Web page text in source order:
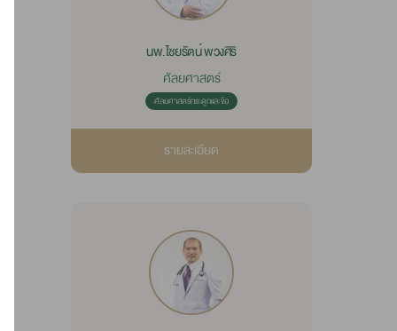
นพ.ไชยรัตน์ พวงศิริ
ศัลยศาสตร์
ศัลยศาสตร์กระดูกและข้อ
รายละเอียด